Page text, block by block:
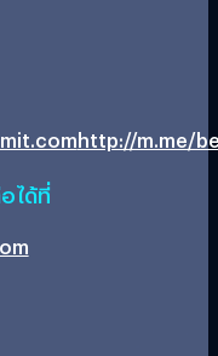
http://m.me/
ได้ที่